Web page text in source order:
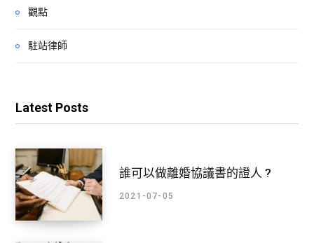
觀點
駐站律師
Latest Posts
誰可以做離婚協議書的證人 ?
2021-07-05